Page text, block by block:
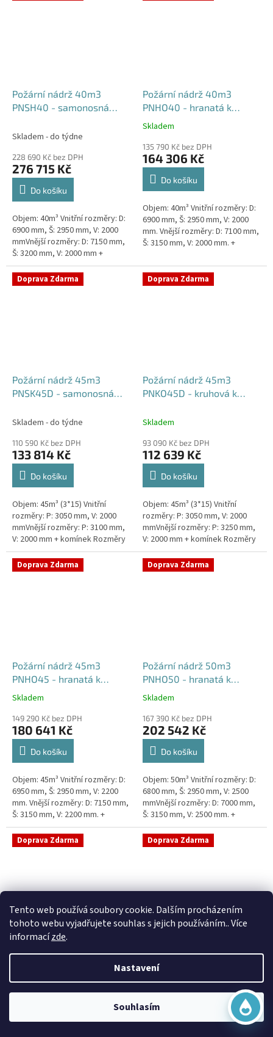
Tento web používá soubory cookie. Dalším procházením
tohoto webu vyjadřujete souhlas s jejich používáním.. Více
informacízde.
Nastavení
Souhlasím
Požární nádrž 40m3
PNSH40 - samonosná
Skladem - do týdne
228 690 Kč bez DPH
276 715 Kč
Do košíku
Objem: 40m³ Vnitřní rozměry: D:
6900 mm, Š: 2950 mm, V: 2000
mmVnější rozměry: D: 7150 mm,
Š: 3200 mm, V: 2000 mm +
komínek Běžná doba dodání 2-3
týdny od objednávky. Rozměry...
Požární nádrž 40m3
PNHO40 - hranatá k
obetonování
Průměrné
produktu
je
5,0
hvězdiček.
Skladem
135 790 Kč bez DPH
164 306 Kč
Do košíku
Objem: 40m³ Vnitřní rozměry: D:
6900 mm, Š: 2950 mm, V: 2000
mm. Vnější rozměry: D: 7100 mm,
Š: 3150 mm, V: 2000 mm. +
týdny od objednávky....
Doprava Zdarma
Požární nádrž 45m3
PNSK45D - samonosná
Skladem - do týdne
110 590 Kč bez DPH
133 814 Kč
Do košíku
Objem: 45m³ (3*15) Vnitřní
rozměry: P: 3050 mm, V: 2000
mmVnější rozměry: P: 3100 mm,
V: 2000 mm + komínek Rozměry
nádrže možno jakkoliv upravit -
vyrobíme nádrž na...
Doprava Zdarma
Požární nádrž 45m3
PNKO45D - kruhová k
Skladem
93 090 Kč bez DPH
112 639 Kč
Do košíku
Objem: 45m³ (3*15) Vnitřní
rozměry: P: 3050 mm, V: 2000
mmVnější rozměry: P: 3250 mm,
V: 2000 mm + komínek Rozměry
nádrže možno jakkoliv upravit -
vyrobíme nádrž na...
Doprava Zdarma
Požární nádrž 45m3
PNHO45 - hranatá k
obetonování
Průměrné
produktu
je
5,0
hvězdiček.
Skladem
149 290 Kč bez DPH
180 641 Kč
Do košíku
Objem: 45m³ Vnitřní rozměry: D:
6950 mm, Š: 2950 mm, V: 2200
mm. Vnější rozměry: D: 7150 mm,
Š: 3150 mm, V: 2200 mm. +
komínek Běžná doba dodání 2-3
týdny od objednávky....
Doprava Zdarma
Požární nádrž 50m3
PNHO50 - hranatá k
obetonování
Průměrné
produktu
je
5,0
hvězdiček.
Skladem
167 390 Kč bez DPH
202 542 Kč
Do košíku
Objem: 50m³ Vnitřní rozměry: D:
6800 mm, Š: 2950 mm, V: 2500
mmVnější rozměry: D: 7000 mm,
Š: 3150 mm, V: 2500 mm. +
komínek Běžná doba dodání 2-3
týdny od objednávky. Rozměry...
Doprava Zdarma
Sací šachta samonosná
hodnocení
5,0
20 790 Kč bez DPH
Doprava Zdarma
Skladem
15 390 Kč bez DPH
Online
Začít konverzaci